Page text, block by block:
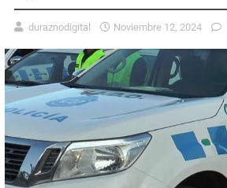
duraznodigital Noviembre 12, 2024